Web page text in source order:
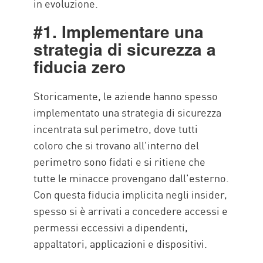
in evoluzione.
#1. Implementare una
strategia di sicurezza a
fiducia zero
Storicamente, le aziende hanno spesso
implementato una strategia di sicurezza
incentrata sul perimetro, dove tutti
coloro che si trovano all'interno del
perimetro sono fidati e si ritiene che
tutte le minacce provengano dall'esterno.
Con questa fiducia implicita negli insider,
spesso si è arrivati a concedere accessi e
permessi eccessivi a dipendenti,
appaltatori, applicazioni e dispositivi.